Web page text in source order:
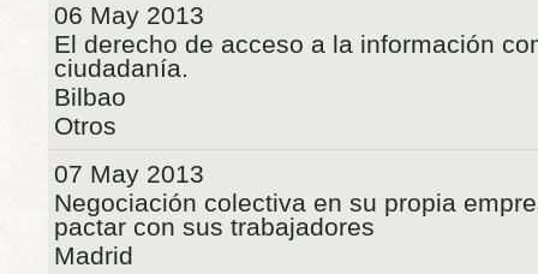
06 May 2013
El derecho de acceso a la información
ciudadanía.
Bilbao
Otros
07 May 2013
Negociación colectiva en su propia
pactar con sus trabajadores
Madrid